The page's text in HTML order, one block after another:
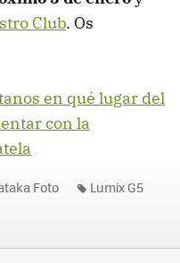
Club. Os
en qué lugar del
con la
Foto Lumix G5